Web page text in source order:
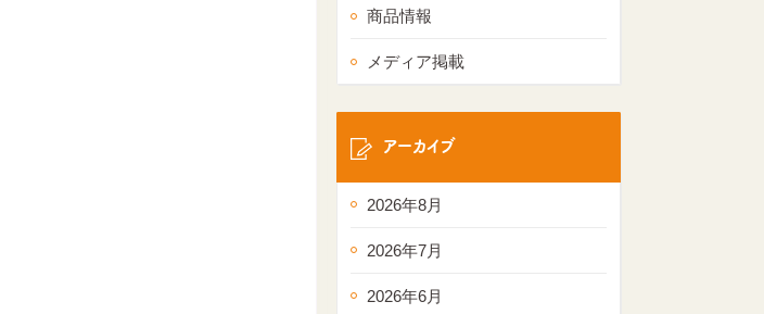
商品情報
メディア掲載
アーカイブ
2026年8月
2026年7月
2026年6月